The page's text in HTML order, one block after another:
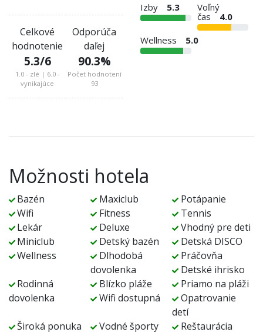
Celkové
hodnotenie
5.3/6
1.0 - zlé | 6.0 -
vynikajúce
Odporúča
daľej
90.3%
Počet hodnotení
93
Izby
5.3
Voľný
čas
4.0
Wellness
5.0
Možnosti hotela
Bazén Maxiclub
Potápanie
Wifi
Fitness
Tennis
Lekár
Deluxe
Vhodný pre deti
Miniclub
Detský bazén
Detská DISCO
Wellness
Dlhodobá
dovolenka
Práčovňa
Detské ihrisko
Rodinná
dovolenka
Blízko pláže
Priamo na pláži
Wifi dostupná
Opatrovanie
detí
Široká ponuka
Vodné športy Reštaurácia